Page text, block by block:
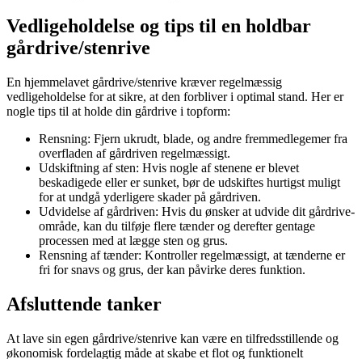
Vedligeholdelse og tips til en holdbar
gårdrive/stenrive
En hjemmelavet gårdrive/stenrive kræver regelmæssig
vedligeholdelse for at sikre, at den forbliver i optimal stand. Her er
nogle tips til at holde din gårdrive i topform:
Rensning: Fjern ukrudt, blade, og andre fremmedlegemer fra
overfladen af gårdriven regelmæssigt.
Udskiftning af sten: Hvis nogle af stenene er blevet
beskadigede eller er sunket, bør de udskiftes hurtigst muligt
for at undgå yderligere skader på gårdriven.
Udvidelse af gårdriven: Hvis du ønsker at udvide dit gårdrive-
område, kan du tilføje flere tænder og derefter gentage
processen med at lægge sten og grus.
Rensning af tænder: Kontroller regelmæssigt, at tænderne er
fri for snavs og grus, der kan påvirke deres funktion.
Afsluttende tanker
At lave sin egen gårdrive/stenrive kan være en tilfredsstillende og
økonomisk fordelagtig måde at skabe et flot og funktionelt